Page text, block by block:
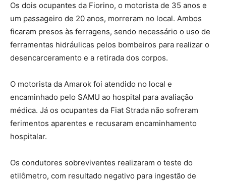
Os dois ocupantes da Fiorino, o motorista de 35 anos e
um passageiro de 20 anos, morreram no local. Ambos
ficaram presos às ferragens, sendo necessário o uso de
ferramentas hidráulicas pelos bombeiros para realizar o
desencarceramento e a retirada dos corpos.
O motorista da Amarok foi atendido no local e
encaminhado pelo SAMU ao hospital para avaliação
médica. Já os ocupantes da Fiat Strada não sofreram
ferimentos aparentes e recusaram encaminhamento
hospitalar.
Os condutores sobreviventes realizaram o teste do
etilômetro, com resultado negativo para ingestão de